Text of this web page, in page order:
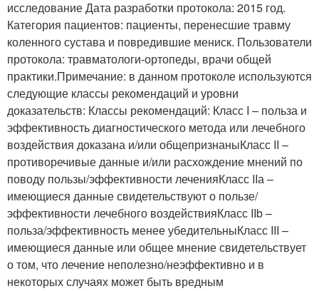
исследование Дата разработки протокола: 2015 год.
Категория пациентов: пациенты, перенесшие травму
коленного сустава и повредившие мениск. Пользователи
протокола: травматологи-ортопеды, врачи общей
практики.Примечание: в данном протоколе используются
следующие классы рекомендаций и уровни
доказательств: Классы рекомендаций: Класс I – польза и
эффективность диагностического метода или лечебного
воздействия доказана и/или общепризнаныКласс II –
противоречивые данные и/или расхождение мнений по
поводу пользы/эффективности леченияКласс IIа –
имеющиеся данные свидетельствуют о пользе/
эффективности лечебного воздействияКласс IIb –
польза/эффективность менее убедительныКласс III –
имеющиеся данные или общее мнение свидетельствует
о том, что лечение неполезно/неэффективно и в
некоторых случаях может быть вредным